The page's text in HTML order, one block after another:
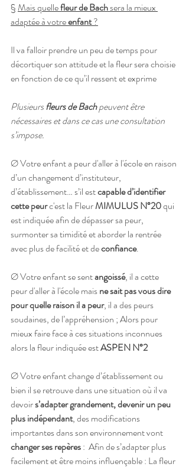
§ Mais quelle fleur de Bach sera la mieux
adaptée à votre enfant ?
Il va falloir prendre un peu de temps pour
décortiquer son attitude et la fleur sera choisie
en fonction de ce qu’il ressent et exprime
Plusieurs fleurs de Bach peuvent être
nécessaires et dans ce cas une consultation
s’impose.
Ø Votre enfant a peur d'aller à l'école en raison
d’un changement d’instituteur,
d’établissement… s’il est capable d’identifier
cette peur c'est la Fleur MIMULUS N°20 qui
est indiquée afin de dépasser sa peur,
surmonter sa timidité et aborder la rentrée
avec plus de facilité et de confiance.
Ø Votre enfant se sent angoissé, il a cette
peur d'aller à l'école mais ne sait pas vous dire
pour quelle raison il a peur, il a des peurs
soudaines, de l’appréhension ; Alors pour
mieux faire face à ces situations inconnues
alors la fleur indiquée est ASPEN N°2
Ø Votre enfant change d’établissement ou
bien il se retrouve dans une situation où il va
devoir s’adapter grandement, devenir un peu
plus indépendant, des modifications
importantes dans son environnement vont
changer ses repères :  Afin de s’adapter plus
facilement et être moins influençable : La fleur